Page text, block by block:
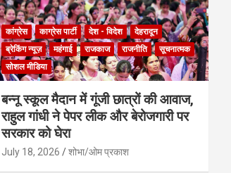
कांग्रेस काग्रेस पार्टी देश - विदेश
देहरादून
ब्रेकिंग न्यूज़
महंगाई राजकाज राजनीति
सूचनात्मक
सोशल मीडिया
बन्नू स्कूल मैदान में गूंजी छात्रों की आवाज,
राहुल गांधी ने पेपर लीक और बेरोजगारी पर
सरकार को घेरा
July 18, 2026 शोभा/ओम प्रकाश